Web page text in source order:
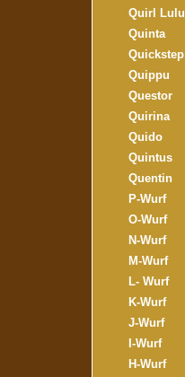
Quirl Lulu
Quinta
Quickstep
Quippu
Questor
Quirina
Quido
Quintus
Quentin
P-Wurf
O-Wurf
N-Wurf
M-Wurf
L- Wurf
K-Wurf
J-Wurf
I-Wurf
H-Wurf